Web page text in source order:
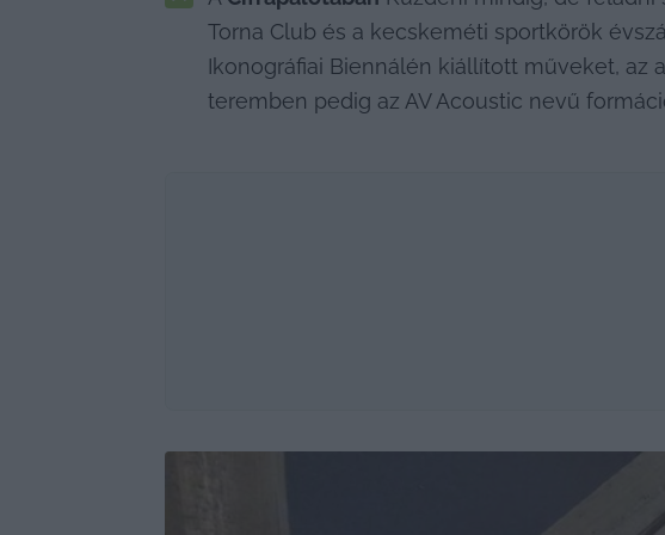
Torna Club és a kecskeméti sportkörök
Ikonográfiai Biennálén kiállított műveket, az
teremben pedig az AV Acoustic nevű